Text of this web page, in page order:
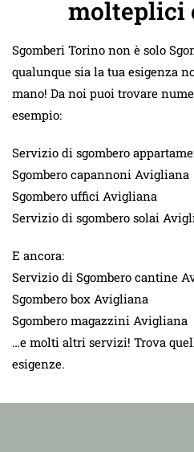
molteplici
Sgomberi Torino non è solo
qualunque sia la tua esigenza
mano! Da noi puoi trovare
esempio:
Servizio di sgombero
Sgombero capannoni Avigliana
Sgombero uffici Avigliana
Servizio di sgombero solai
E ancora:
Servizio di Sgombero cantine
Sgombero box Avigliana
Sgombero magazzini Avigliana
…e molti altri servizi! Trova
esigenze.